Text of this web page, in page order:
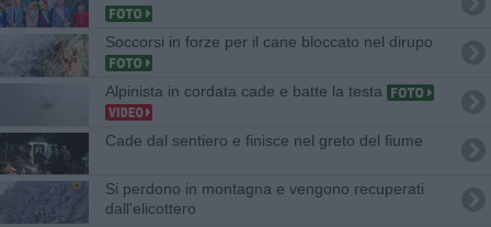
Soccorsi in forze per il cane bloccato nel dirupo
Alpinista in cordata cade e batte la testa
Cade dal sentiero e finisce nel greto del fiume
Si perdono in montagna e vengono recuperati
dall'elicottero